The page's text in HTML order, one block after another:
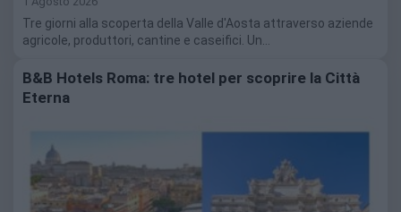
Tre giorni alla scoperta della Valle d'Aosta attraverso aziende
agricole, produttori, cantine e caseifici. Un…
B&B Hotels Roma: tre hotel per scoprire la Città
Eterna